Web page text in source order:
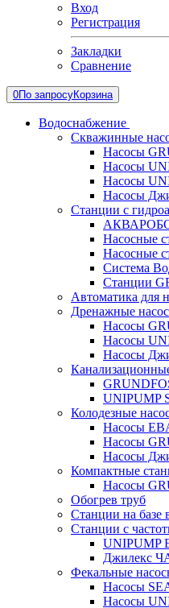
Вход
Регистрация
Закладки
Сравнение
0По запросуКорзина
Водоснабжение
Cкважинные
Насосы
Насосы
Насосы
Насосы
Cтанции с
Насосные
Насосные
Система
Станции
Автоматика для
Дренажные
Насосы
Насосы
Насосы
UNIPUMP
Колодезные
Насосы
Насосы
Насосы
Компактные
Насосы
Обогрев труб
Станции на базе
Станции с
UNIPUMP
Джилекс
Фекальные
Насосы
Насосы